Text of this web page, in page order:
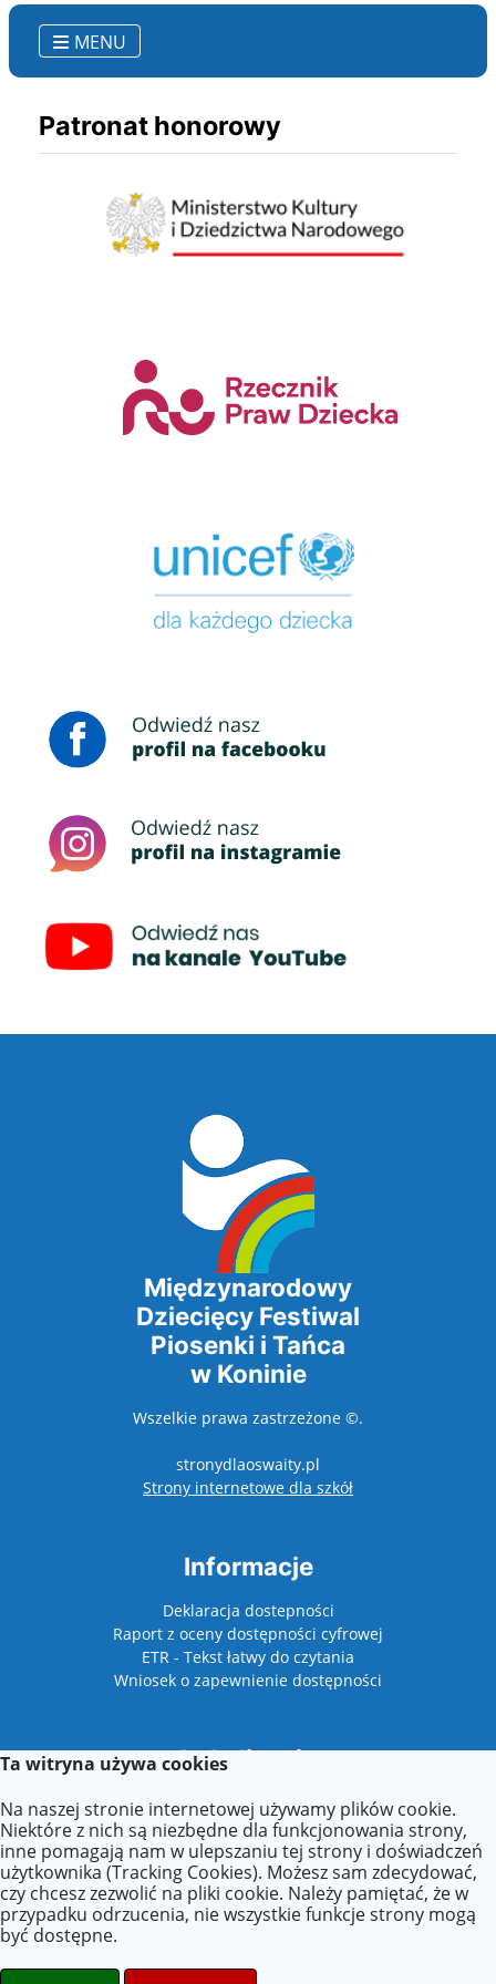
MENU
Patronat honorowy
Międzynarodowy
Dziecięcy Festiwal
Piosenki i Tańca
w Koninie
Wszelkie prawa zastrzeżone ©.
stronydlaoswaity.pl
Strony internetowe dla szkółotwiera się w
Informacje
Deklaracja dostepności
Raport z oceny dostępności cyfrowej
ETR - Tekst łatwy do czytania
Wniosek o zapewnienie dostępności
Lokalizacja
Plac Niepodległości 1
62-510 Konin
Kontakt
E-mail:biuro@festiwaldzieciecy.pl
Ta witryna używa cookies
Na naszej stronie internetowej używamy plików cookie.
Niektóre z nich są niezbędne dla funkcjonowania strony,
inne pomagają nam w ulepszaniu tej strony i doświadczeń
użytkownika (Tracking Cookies). Możesz sam zdecydować,
czy chcesz zezwolić na pliki cookie. Należy pamiętać, że w
przypadku odrzucenia, nie wszystkie funkcje strony mogą
być dostępne.